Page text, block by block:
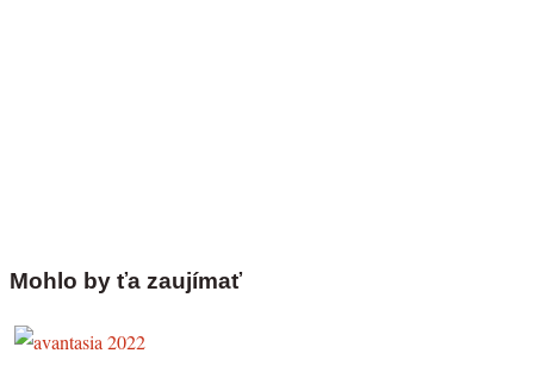
Mohlo by ťa zaujímať